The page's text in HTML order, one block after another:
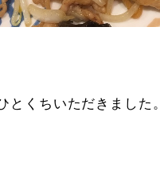
とくちいただきました。